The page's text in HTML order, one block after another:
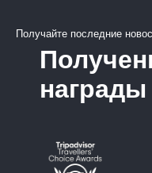
Получайте последние
награды